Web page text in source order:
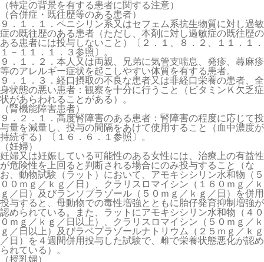
（特定の背景を有する患者に関する注意）
（合併症・既往歴等のある患者）
９．１．１．ペニシリン系又はセフェム系抗生物質に対し過敏
症の既往歴のある患者（ただし、本剤に対し過敏症の既往歴の
ある患者には投与しないこと）〔２．１、８．２、１１．１．
１－１１．１．３参照〕。
９．１．２．本人又は両親、兄弟に気管支喘息、発疹、蕁麻疹
等のアレルギー症状を起こしやすい体質を有する患者。
９．１．３．経口摂取の不良な患者又は非経口栄養の患者、全
身状態の悪い患者：観察を十分に行うこと（ビタミンＫ欠乏症
状があらわれることがある）。
（腎機能障害患者）
９．２．１．高度腎障害のある患者：腎障害の程度に応じて投
与量を減量し、投与の間隔をあけて使用すること（血中濃度が
持続する）〔１６．６．１参照〕。
（妊婦）
妊婦又は妊娠している可能性のある女性には、治療上の有益性
が危険性を上回ると判断される場合にのみ投与すること（な
お、動物試験（ラット）において、アモキシシリン水和物（５
００ｍｇ／ｋｇ／日）、クラリスロマイシン（１６０ｍｇ／ｋ
ｇ／日）及びランソプラゾール（５０ｍｇ／ｋｇ／日）を併用
投与すると、母動物での毒性増強とともに胎仔発育抑制増強が
認められている。また、ラットにアモキシシリン水和物（４０
０ｍｇ／ｋｇ／日以上）、クラリスロマイシン（５０ｍｇ／ｋ
ｇ／日以上）及びラベプラゾールナトリウム（２５ｍｇ／ｋｇ
／日）を４週間併用投与した試験で、雌で栄養状態悪化が認め
られている）。
（授乳婦）